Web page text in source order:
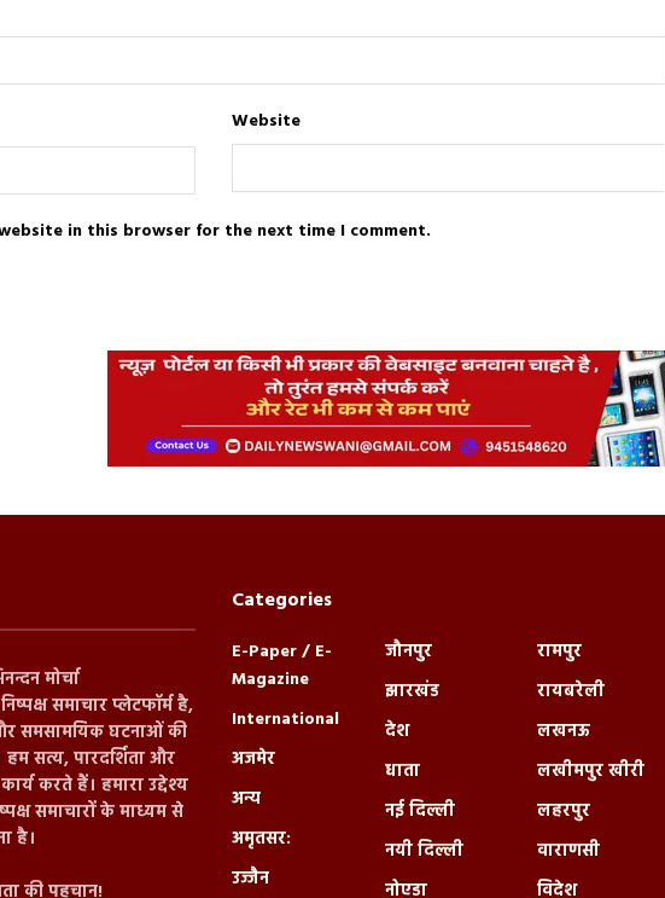
Website
in this browser for the next time I comment.
मोर्चा
समाचार प्लेटफॉर्म है,
समसामयिक घटनाओं की
सत्य, पारदर्शिता और
करते हैं। हमारा उद्देश्य
समाचारों के माध्यम से
है।
की पहचान!
Categories
E-Paper / E-
Magazine
International
अजमेर
अन्य
अमृतसर:
उज्जैन
जौनपुर
झारखंड
देश
धाता
नई दिल्ली
नयी दिल्ली
नोएडा
रामपुर
रायबरेली
लखनऊ
लखीमपुर खीरी
लहरपुर
वाराणसी
विदेश